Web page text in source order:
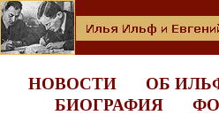
НОВОСТИ
ОБ
БИОГРАФИЯ